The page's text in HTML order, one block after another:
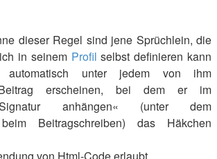
dieser Regel sind jene Sprüchlein, die
in seinem Profil selbst definieren kann
unter jedem von ihm
Beitrag erscheinen, bei dem er im
anhängen« (unter dem
beim Beitragschreiben) das Häkchen